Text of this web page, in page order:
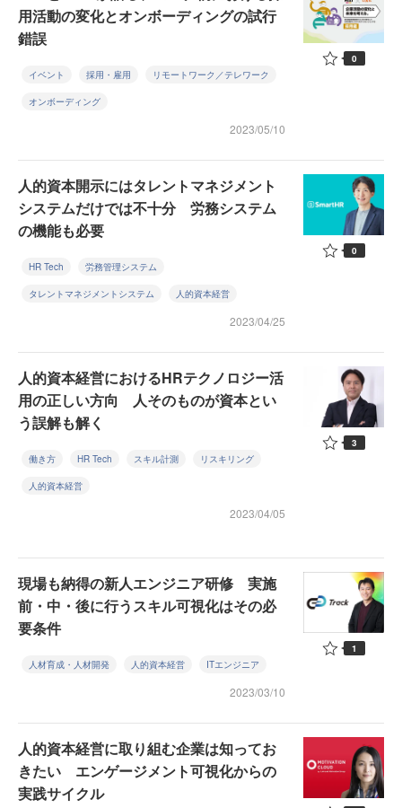
用活動の変化とオンボーディングの試行
錯誤
イベント 採用・雇用 リモートワーク／テレワーク
オンボーディング
2023/05/10
0
人的資本開示にはタレントマネジメント
システムだけでは不十分 労務システム
の機能も必要
HR Tech 労務管理システム
タレントマネジメントシステム 人的資本経営
2023/04/25
0
人的資本経営におけるHRテクノロジー活
用の正しい方向 人そのものが資本とい
う誤解も解く
働き方 HR Tech スキル計測 リスキリング
人的資本経営
2023/04/05
3
現場も納得の新人エンジニア研修 実施
前・中・後に行うスキル可視化はその必
要条件
人材育成・人材開発 人的資本経営 ITエンジニア
2023/03/10
1
人的資本経営に取り組む企業は知ってお
きたい エンゲージメント可視化からの
実践サイクル